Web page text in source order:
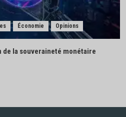
Économie Opinions
de la souveraineté monétaire